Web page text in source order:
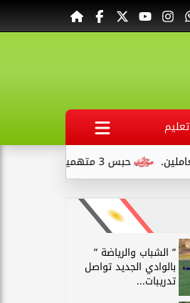
تعليم
” الشباب والرياضة ”
بالوادي الجديد تواصل
تدريبات...